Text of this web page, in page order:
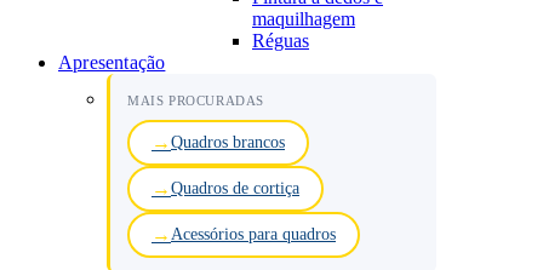
maquilhagem
Réguas
Apresentação
MAIS PROCURADAS
Quadros brancos
Quadros de cortiça
Acessórios para quadros